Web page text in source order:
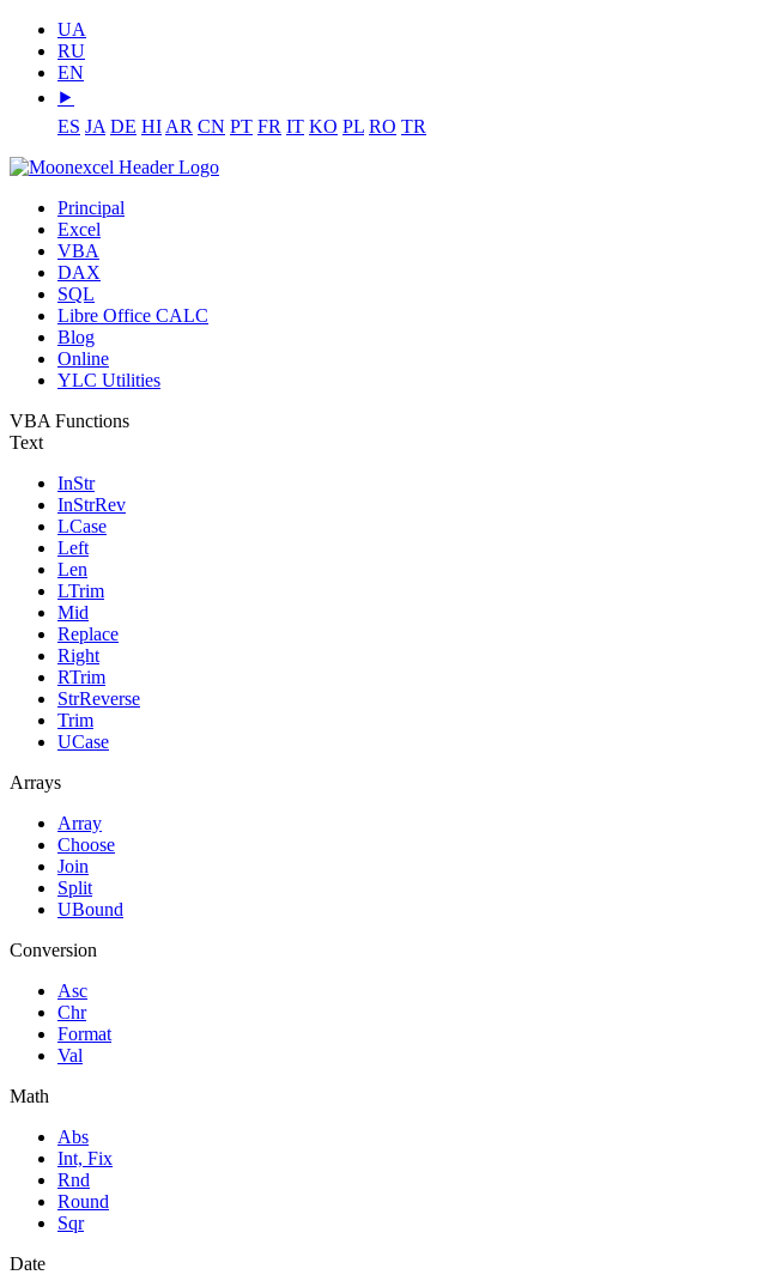
UA
RU
EN
⯈
ES JA DE HI AR CN PT FR IT KO PL RO TR
Principal
Excel
VBA
DAX
SQL
Libre Office CALC
Blog
Online
YLC Utilities
VBA Functions
Text
InStr
InStrRev
LCase
Left
Len
LTrim
Mid
Replace
Right
RTrim
StrReverse
Trim
UCase
Arrays
Array
Choose
Join
Split
UBound
Conversion
Asc
Chr
Format
Val
Math
Abs
Int, Fix
Rnd
Round
Sqr
Date